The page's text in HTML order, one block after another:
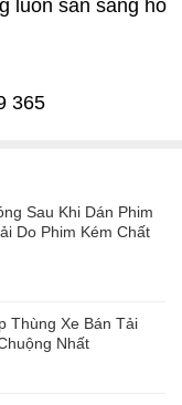
luôn sẵn sàng hỗ
365
Sau Khi Dán Phim
Do Phim Kém Chất
Thùng Xe Bán Tải
Nhất